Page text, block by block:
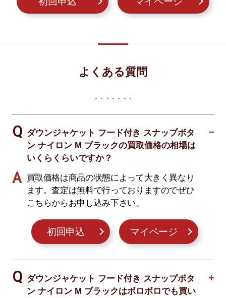
よくある質問
ダウンジャケット フード付き スナップボタ
ン ナイロン M ブラックの買取価格の相場は
いくらくらいですか？
買取価格は商品の状態によって大きく異なり
ます。査定は無料で行っておりますのでぜひ
こちらからお申し込み下さい。
初回申込 マイページ
ダウンジャケット フード付き スナップボタ
ン ナイロン M ブラックはボロボロでも買い